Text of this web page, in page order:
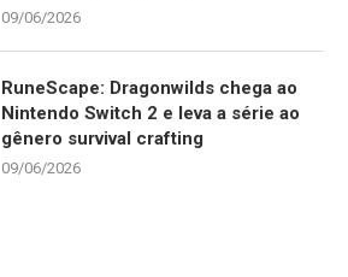
09/06/2026
RuneScape: Dragonwilds chega ao
Nintendo Switch 2 e leva a série ao
gênero survival crafting
09/06/2026